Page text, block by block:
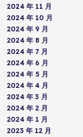
2024 年 11 月
2024 年 10 月
2024 年 9 月
2024 年 8 月
2024 年 7 月
2024 年 6 月
2024 年 5 月
2024 年 4 月
2024 年 3 月
2024 年 2 月
2024 年 1 月
2023 年 12 月